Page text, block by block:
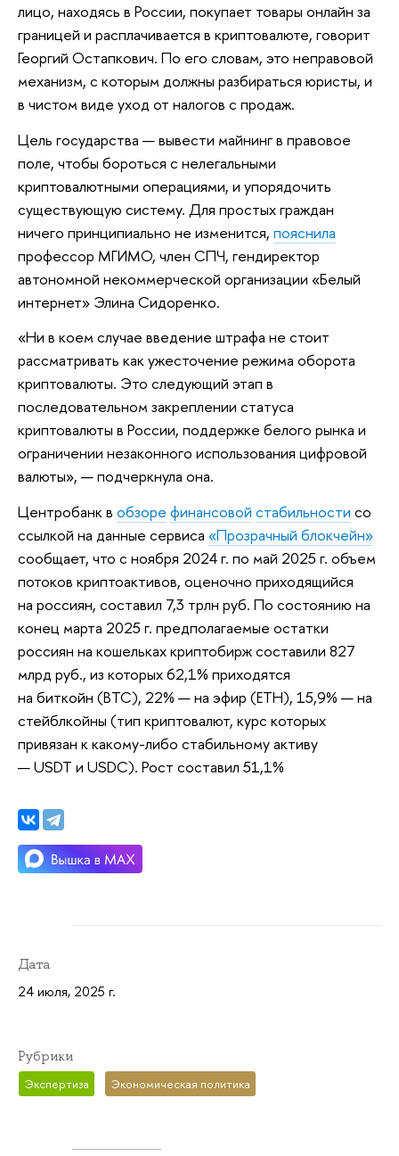
лицо, находясь в России, покупает товары онлайн за
границей и расплачивается в криптовалюте, говорит
Георгий Остапкович. По его словам, это неправовой
механизм, с которым должны разбираться юристы, и
в чистом виде уход от налогов с продаж.
Цель государства — вывести майнинг в правовое
поле, чтобы бороться с нелегальными
криптовалютными операциями, и упорядочить
существующую систему. Для простых граждан
ничего принципиально не изменится, пояснила
профессор МГИМО, член СПЧ, гендиректор
автономной некоммерческой организации «Белый
интернет» Элина Сидоренко.
«Ни в коем случае введение штрафа не стоит
рассматривать как ужесточение режима оборота
криптовалюты. Это следующий этап в
последовательном закреплении статуса
криптовалюты в России, поддержке белого рынка и
ограничении незаконного использования цифровой
валюты», — подчеркнула она.
Центробанк в обзоре финансовой стабильности со
ссылкой на данные сервиса «Прозрачный блокчейн»
сообщает, что с ноября 2024 г. по май 2025 г. объем
потоков криптоактивов, оценочно приходящийся
на россиян, составил 7,3 трлн руб. По состоянию на
конец марта 2025 г. предполагаемые остатки
россиян на кошельках криптобирж составили 827
млрд руб., из которых 62,1% приходятся
на биткойн (BTC), 22% — на эфир (ETH), 15,9% — на
стейблкойны (тип криптовалют, курс которых
привязан к какому-либо стабильному активу
— USDT и USDC). Рост составил 51,1%
Дата
24 июля, 2025 г.
Рубрики
Экспертиза Экономическая политика